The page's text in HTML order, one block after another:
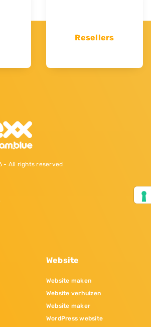
Resellers
- All rights reserved
Website
Website maken
Website verhuizen
Website maker
WordPress website